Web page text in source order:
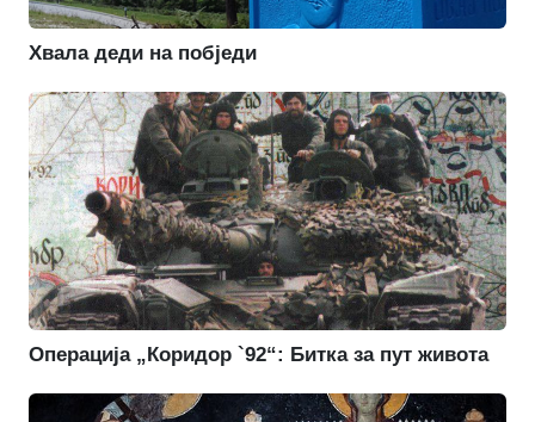
Хвала деди на побједи
Операција „Коридор `92“: Битка за пут живота